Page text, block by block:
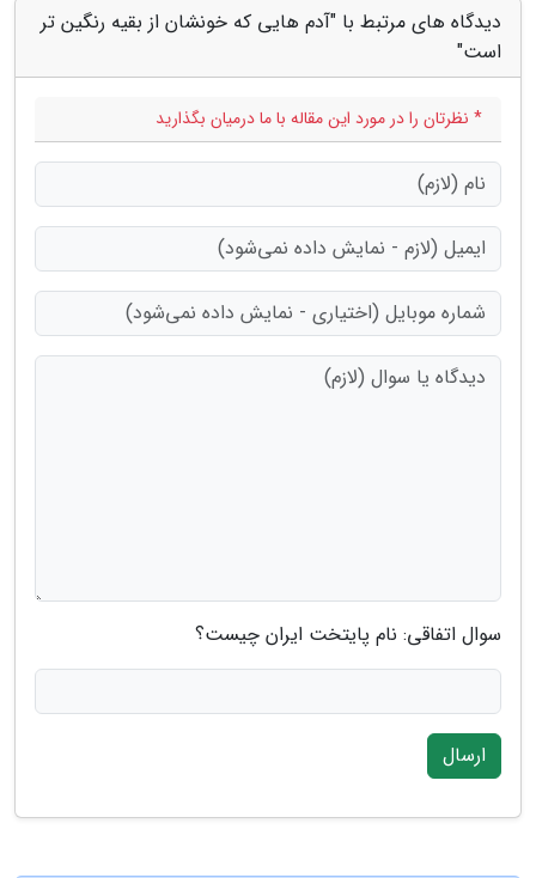
دیدگاه های مرتبط با "آدم هایی که خونشان از بقیه رنگین تر
است"
* نظرتان را در مورد این مقاله با ما درمیان بگذارید
سوال اتفاقی: نام پایتخت ایران چیست؟
ارسال